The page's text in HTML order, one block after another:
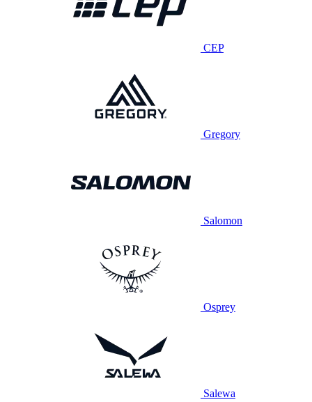
CEP
Gregory
Salomon
Osprey
Salewa